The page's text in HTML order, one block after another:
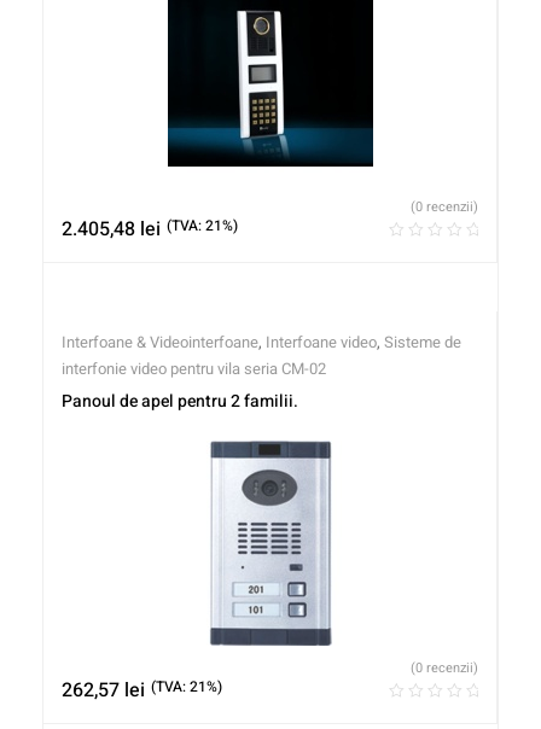
2.405,48 lei (TVA: 21%)
(0 recenzii)
Interfoane & Videointerfoane, Interfoane video, Sisteme de
interfonie video pentru vila seria CM-02
Panoul de apel pentru 2 familii.
262,57 lei (TVA: 21%)
(0 recenzii)